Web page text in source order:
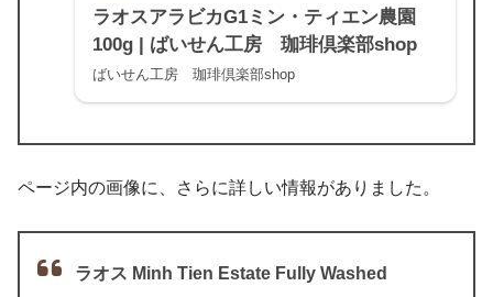
ラオスアラビカG1ミン・ティエン農園
100g | ばいせん工房 珈琲倶楽部shop
ばいせん工房 珈琲倶楽部shop
ページ内の画像に、さらに詳しい情報がありました。
ラオス Minh Tien Estate Fully Washed